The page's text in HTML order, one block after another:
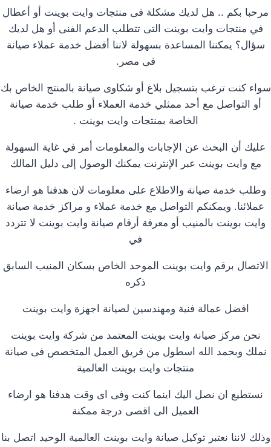
مرحبا بكم .. هل لديك مشكلة فى منتجات وايت بوينت أو أعطال
في منتجات وايت بوينت التى تتطلب الدعم الفنى أو هل لديك
سؤال؟ يمكننا المساعدة بسهولة لاننا أفضل خدمة عملاء صيانة
فى مصر.
سواء كنت ترغب بتسجيل بلاغ أو شكاوى صيانة بالمنتج الخاص بك
أو التواصل مع أحد ممثلي خدمة العملاء أو طلب خدمة صيانة
الخاصة بمنتجات وايت بوينت .
عليك أن البحث عن الإجابات والمعلومات أمر في غاية السهولة
مع وايت بوينت عبر الإنترنت يمكنك الوصول إلى دليل المالك
وطلب خدمة صيانة والاطلاع على معلومات لان هدفنا هو ارضاء
عملائنا. ويمكنكم التواصل مع خدمة عملاء و مراكز خدمة صيانة
وايت بوينت بالمنيب أو معرفة أرقام صيانة وايت بوينت لا تتردد
في
الاتصال برقم وايت بوينت الموحد الخاص بسكان المنيب السابق
ذكره
افضل عمالة فنية ومهندسين لصيانة اجهزة وايت بوينت
نحن مركز صيانة وايت بوينت المعتمد من شركة وايت بوينت
نملك وبحمد الله اسطول من فريق العمل المتخصص فى صيانة
منتجات وايت بوينت العالمية
نستطيع ان نصل اليك اينما كنت وفى اى وقت هدفنا هو ارضاء
العميل الى اقصى درجة ممكنة
وذلك لاننا نعتبر توكيل صيانة وايت بوينت العالمية الوحيد اتصل بنا